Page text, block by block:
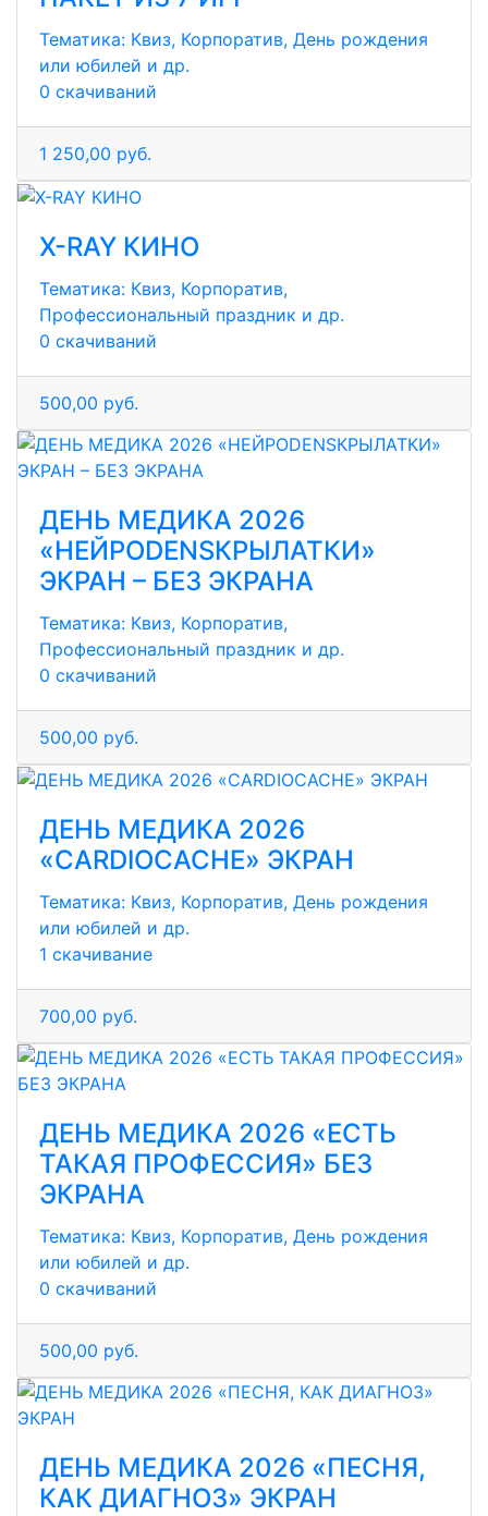
Тематика: Квиз, Корпоратив, День рождения
или юбилей и др.
0 скачиваний
1 250,00 руб.
X-RAY КИНО
Тематика: Квиз, Корпоратив,
Профессиональный праздник и др.
0 скачиваний
500,00 руб.
ДЕНЬ МЕДИКА 2026
«НЕЙРОDENSКРЫЛАТКИ»
ЭКРАН – БЕЗ ЭКРАНА
Тематика: Квиз, Корпоратив,
Профессиональный праздник и др.
0 скачиваний
500,00 руб.
ДЕНЬ МЕДИКА 2026
«CARDIOCACHE» ЭКРАН
Тематика: Квиз, Корпоратив, День рождения
или юбилей и др.
1 скачивание
700,00 руб.
ДЕНЬ МЕДИКА 2026 «ЕСТЬ
ТАКАЯ ПРОФЕССИЯ» БЕЗ
ЭКРАНА
Тематика: Квиз, Корпоратив, День рождения
или юбилей и др.
0 скачиваний
500,00 руб.
ДЕНЬ МЕДИКА 2026 «ПЕСНЯ,
КАК ДИАГНОЗ» ЭКРАН